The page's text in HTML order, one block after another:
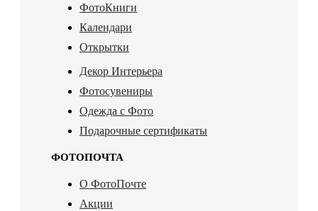
ФотоКниги
Календари
Открытки
Декор Интерьера
Фотосувениры
Одежда с Фото
Подарочные сертификаты
ФОТОПОЧТА
О ФотоПочте
Акции